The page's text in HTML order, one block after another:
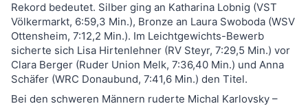
Rekord bedeutet. Silber ging an Katharina Lobnig (VST
Völkermarkt, 6:59,3 Min.), Bronze an Laura Swoboda (WSV
Ottensheim, 7:12,2 Min.). Im Leichtgewichts-Bewerb
sicherte sich Lisa Hirtenlehner (RV Steyr, 7:29,5 Min.) vor
Clara Berger (Ruder Union Melk, 7:36,40 Min.) und Anna
Schäfer (WRC Donaubund, 7:41,6 Min.) den Titel.
Bei den schweren Männern ruderte Michal Karlovsky –